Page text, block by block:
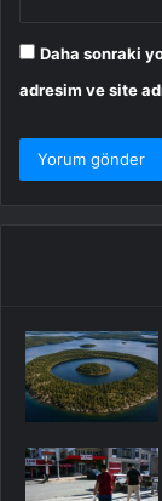
Daha sonraki
adresim ve site